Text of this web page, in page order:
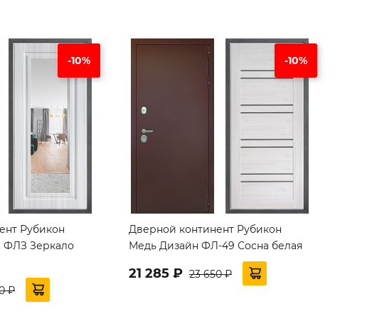
-10%
Рубикон
ФЛЗ Зеркало
₽
-10%
Дверной континент Рубикон
Медь Дизайн ФЛ-49 Сосна белая
21 285 ₽ 23 650 ₽